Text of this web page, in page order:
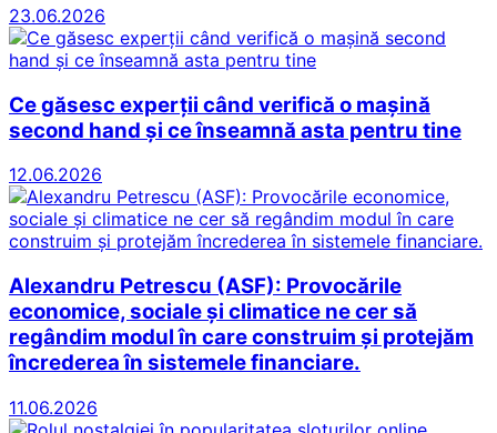
23.06.2026
Ce găsesc experții când verifică o mașină
second hand și ce înseamnă asta pentru tine
12.06.2026
Alexandru Petrescu (ASF): Provocările
economice, sociale și climatice ne cer să
regândim modul în care construim și protejăm
încrederea în sistemele financiare.
11.06.2026